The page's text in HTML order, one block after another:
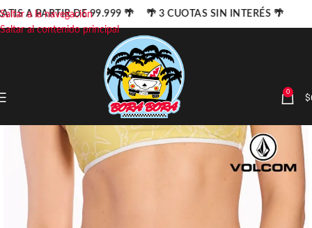
Saltar a la navegación
Saltar al contenido principal
0 $
A PARTIR DE 99.999 🌴 🌴 3 CUOTAS SIN INTERÉS 🌴